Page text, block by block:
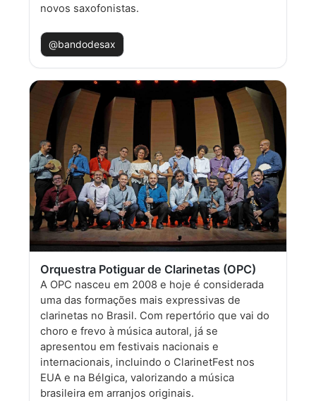
novos saxofonistas.
@bandodesax
Orquestra Potiguar de Clarinetas (OPC)
A OPC nasceu em 2008 e hoje é considerada
uma das formações mais expressivas de
clarinetas no Brasil. Com repertório que vai do
choro e frevo à música autoral, já se
apresentou em festivais nacionais e
internacionais, incluindo o ClarinetFest nos
EUA e na Bélgica, valorizando a música
brasileira em arranjos originais.